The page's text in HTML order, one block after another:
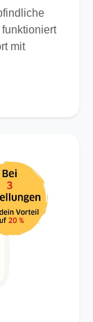
mit